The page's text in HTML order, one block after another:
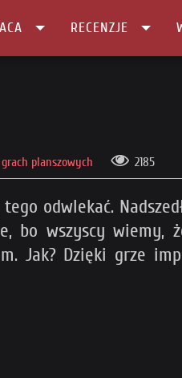
RECENZJE
planszowych 2185
odwlekać.
bo wszyscy
Jak? Dzięki grze